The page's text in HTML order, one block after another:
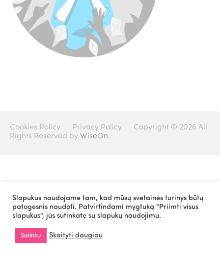
Cookies Policy Privacy Policy
Copyright © 2026 All
Rights Reserved by WiseOn.
Slapukus naudojame tam, kad mūsų svetainės turinys būtų
patogesnis naudoti. Patvirtindami mygtuką "Priimti visus
slapukus", jūs sutinkate su slapukų naudojimu.
Sutinku Skaityti daugiau